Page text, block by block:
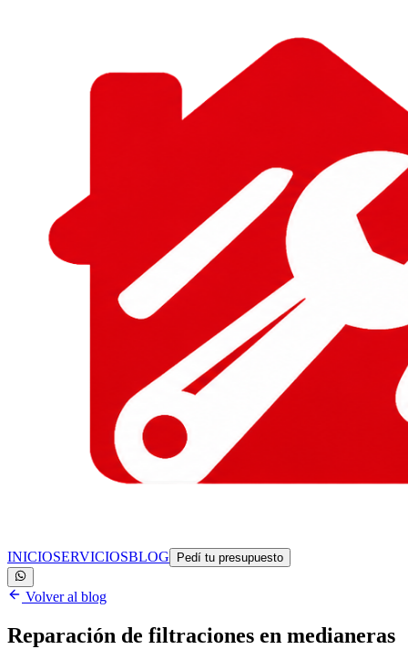
INICIOSERVICIOSBLOG Pedí tu presupuesto
Volver al blog
Reparación de filtraciones en medianeras